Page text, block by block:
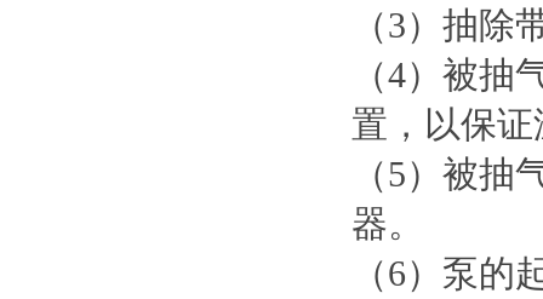
（3）抽
（4）被
置，以保
（5）被
器。
（6）泵